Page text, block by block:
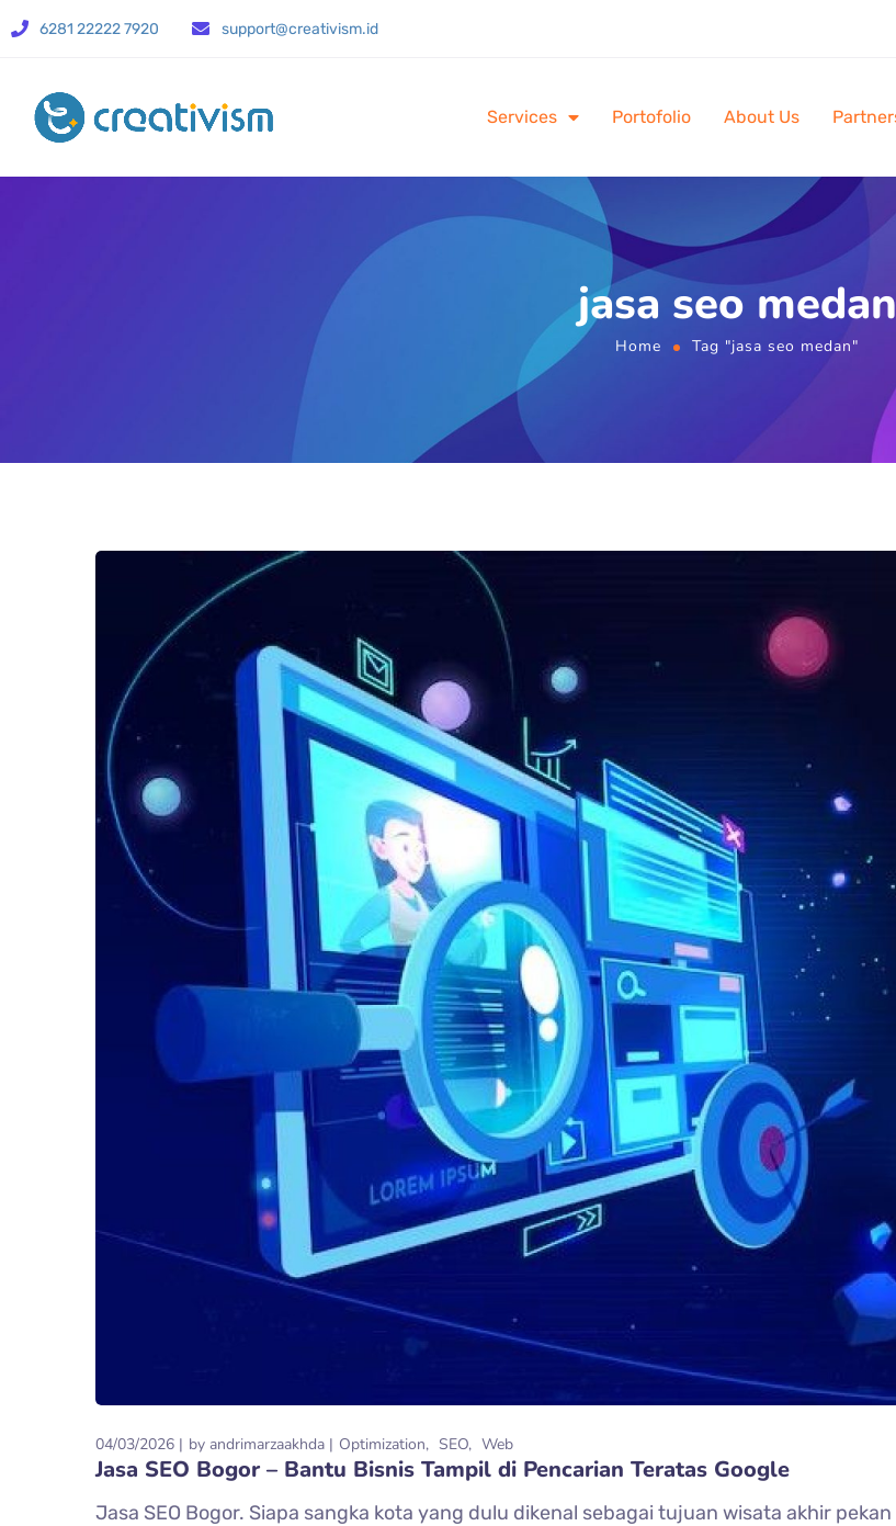
6281 22222 7920 support@creativism.id
Services Portofolio About Us
jasa seo medan
Home Tag "jasa seo medan"
04/03/2026 by andrimarzaakhda Optimization SEO Web
Jasa SEO Bogor – Bantu Bisnis Tampil di Pencarian Teratas Google
Jasa SEO Bogor. Siapa sangka kota yang dulu dikenal sebagai tujuan wisata akhir